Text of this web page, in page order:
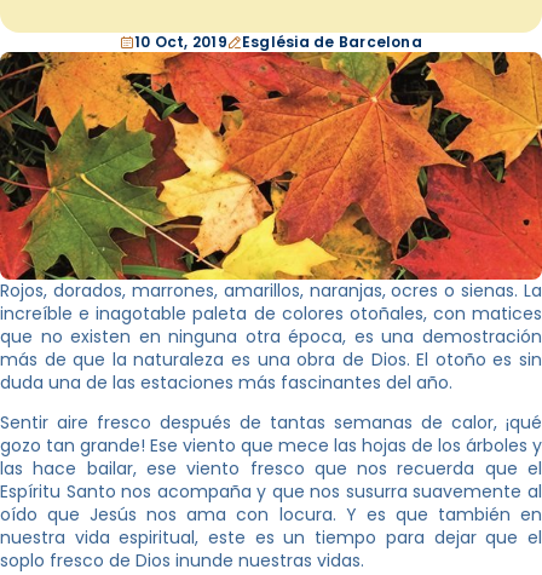
10 Oct, 2019 Església de Barcelona
Rojos, dorados, marrones, amarillos, naranjas, ocres o sienas. La
increíble e inagotable paleta de colores otoñales, con matices
que no existen en ninguna otra época, es una demostración
más de que la naturaleza es una obra de Dios. El otoño es sin
duda una de las estaciones más fascinantes del año.
Sentir aire fresco después de tantas semanas de calor, ¡qué
gozo tan grande! Ese viento que mece las hojas de los árboles y
las hace bailar, ese viento fresco que nos recuerda que el
Espíritu Santo nos acompaña y que nos susurra suavemente al
oído que Jesús nos ama con locura. Y es que también en
nuestra vida espiritual, este es un tiempo para dejar que el
soplo fresco de Dios inunde nuestras vidas.